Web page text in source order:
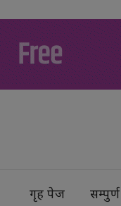
गृह पेज सम्पुर्ण